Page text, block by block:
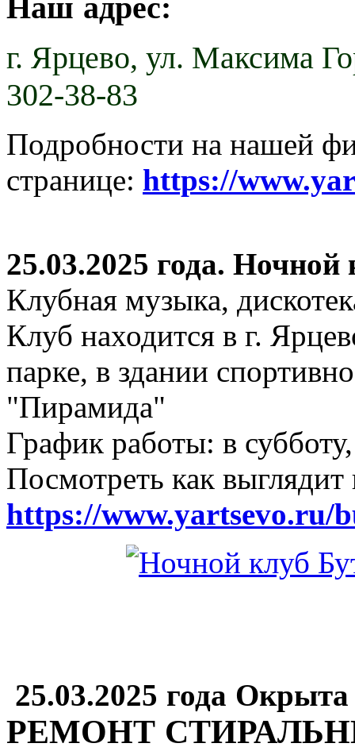
Наш адрес:
г. Ярцево, ул. Максима
302-38-83
Подробности на нашей
странице: https://
25.03.2025 года.
Клубная музыка,
Клуб находится в г.
парке, в здании
"Пирамида"
График работы: в
Посмотреть как
https://www.yartsevo.ru/
25.03.2025 года
РЕМОНТ